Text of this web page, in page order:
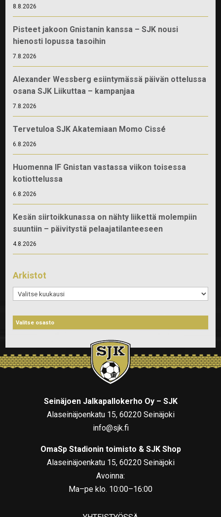
8.8.2026
Pisteet jakoon Gnistanin kanssa – SJK nousi
hienosti lopussa tasoihin
7.8.2026
Alexander Wessberg esiintymässä päivän ottelussa
osana SJK Liikuttaa – kampanjaa
7.8.2026
Tervetuloa SJK Akatemiaan Momo Cissé
6.8.2026
Huomenna IF Gnistan vastassa viikon toisessa
kotiottelussa
6.8.2026
Kesän siirtoikkunassa on nähty liikettä molempiin
suuntiin – päivitystä pelaajatilanteeseen
4.8.2026
Arkistot
Arkistot
Seinäjoen Jalkapallokerho Oy – SJK
Alaseinäjoenkatu 15, 60220 Seinäjoki
info@sjk.fi
OmaSp Stadionin toimisto & SJK Shop
Alaseinäjoenkatu 15, 60220 Seinäjoki
Avoinna:
Ma–pe klo. 10:00–16:00